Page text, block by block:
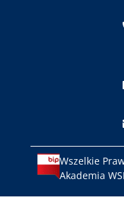
Wszelkie
Akademia